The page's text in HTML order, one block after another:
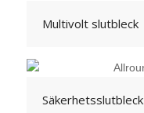
Multivolt slutbleck
Säkerhetsslutbleck